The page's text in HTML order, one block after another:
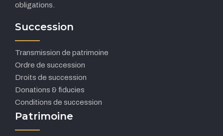
obligations.
Succession
Transmission de patrimoine
Ordre de succession
Droits de succession
Donations & fiducies
Conditions de succession
Patrimoine